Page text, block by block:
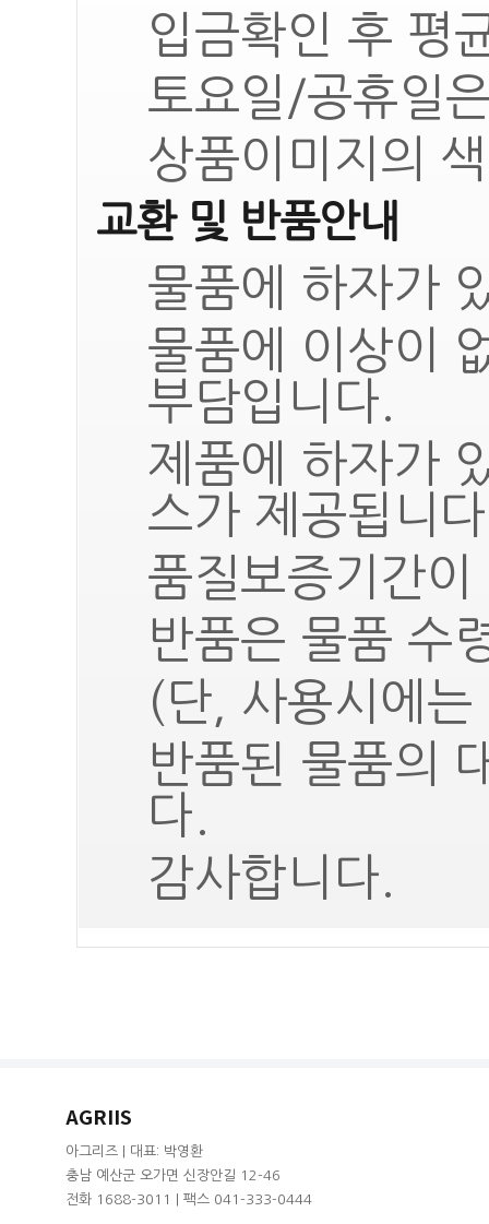
입금확인 후 평
토요일/공휴일
상품이미지의
교환 및 반품안내
물품에 하자가
물품에 이상이
부담입니다.
제품에 하자가
스가 제공됩니
품질보증기간
반품은 물품 수
(단, 사용시에
반품된 물품의
다.
감사합니다.
AGRIIS
아그리즈 | 대표: 박영환
충남 예산군 오가면 신장안길 12-46
전화 1688-3011 | 팩스 041-333-0444